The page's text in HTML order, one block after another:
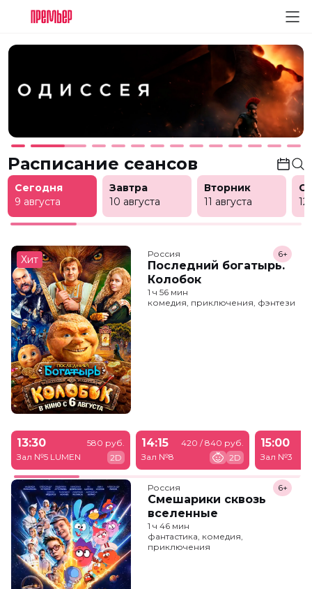
Расписание сеансов
Сегодня
9 августа
Завтра
10 августа
Вторник
11 августа
12
Хит Россия
Последний богатырь.
Колобок
6+
1 ч 56 мин
комедия, приключения, фэнтези
13:30
Зал №5 LUMEN
580 руб.
2D
14:15
Зал №8
420 / 840 руб.
2D
15:00
Зал №3
Россия
Смешарики сквозь
вселенные
6+
1 ч 46 мин
фантастика, комедия,
приключения